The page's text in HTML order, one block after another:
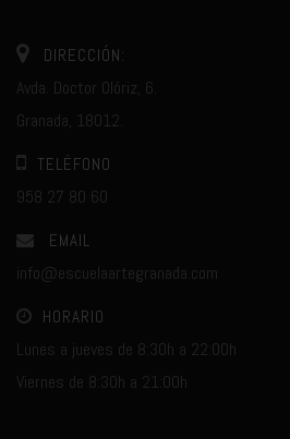
DIRECCIÓN:
Avda. Doctor Olóriz, 6.
Granada, 18012.
TELÉFONO
958 27 80 60
EMAIL
info@escuelaartegranada.com
HORARIO
Lunes a jueves de 8:30h a 22:00h
Viernes de 8:30h a 21:00h